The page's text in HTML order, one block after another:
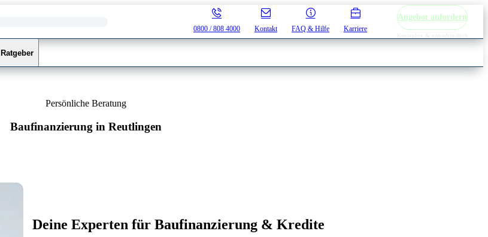
0800 / 808 4000 Kontakt FAQ & Hilfe Karriere
Angebot anfordern
Kostenlos & unverbindlich
Ratgeber
Persönliche Beratung
Baufinanzierung in Reutlingen
Deine Experten für Baufinanzierung & Kredite